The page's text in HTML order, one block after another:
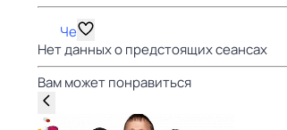
Че
Нет данных о предстоящих сеансах
Вам может понравиться